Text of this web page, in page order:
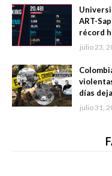
ART-
récord
julio 23,
días
julio 31,